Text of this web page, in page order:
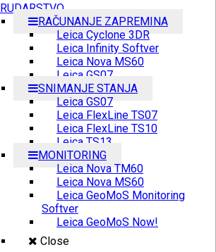
RUDARSTVO
RAČUNANJE ZAPREMINA
Leica Cyclone 3DR
Leica Infinity Softver
Leica Nova MS60
Leica GS07
SNIMANJE STANJA
Leica GS07
Leica FlexLine TS07
Leica FlexLine TS10
Leica TS13
MONITORING
Leica Nova TM60
Leica Nova MS60
Leica GeoMoS Monitoring
Softver
Leica GeoMoS Now!
Close